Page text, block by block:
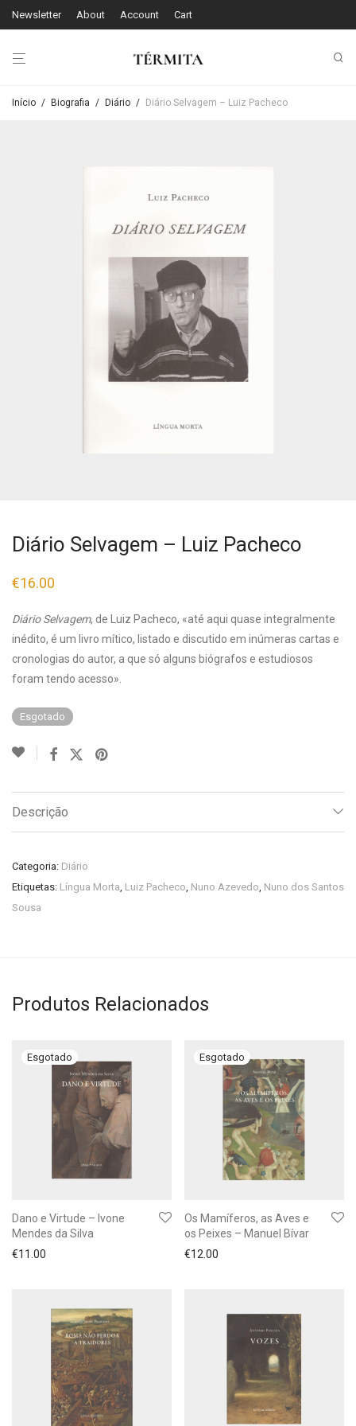
Newsletter About Account Cart
Início / Biografia / Diário / Diário Selvagem – Luiz Pacheco
Diário Selvagem – Luiz Pacheco
€16.00
Diário Selvagem, de Luiz Pacheco, «até aqui quase integralmente
inédito, é um livro mítico, listado e discutido em inúmeras cartas e
cronologias do autor, a que só alguns biógrafos e estudiosos
foram tendo acesso».
Esgotado
Descrição
Categoria: Diário
Etiquetas: Língua Morta, Luiz Pacheco, Nuno Azevedo, Nuno dos Santos
Sousa
Produtos Relacionados
Dano e Virtude – Ivone
Mendes da Silva
€11.00
Os Mamíferos, as Aves e
os Peixes – Manuel Bívar
€12.00